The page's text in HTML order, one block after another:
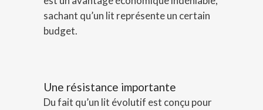
sachant qu’un lit représente un certain
budget.
Une résistance importante
Du fait qu’un lit évolutif est conçu pour